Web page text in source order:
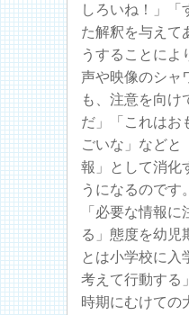
しろいね！」「
た解釈を与えて
うすることによ
声や映像のシャ
も、注意を向け
だ」「これはお
ごいな」などと
報」として消化
うになるのです
「必要な情報
る」態度を幼児
とは小学校に入
考えて行動する
時期にむけての